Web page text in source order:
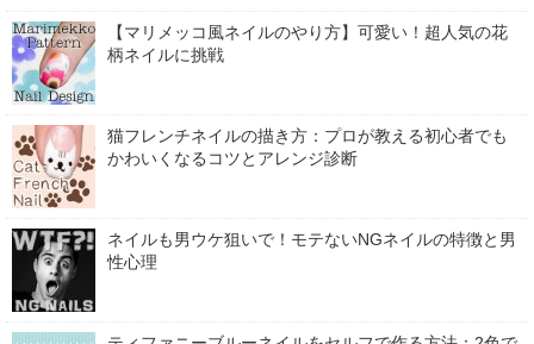
【マリメッコ風ネイルのやり方】可愛い！超人気の花
柄ネイルに挑戦
猫フレンチネイルの描き方：プロが教える初心者でも
かわいくなるコツとアレンジ診断
ネイルも男ウケ狙いで！モテないNGネイルの特徴と男
性心理